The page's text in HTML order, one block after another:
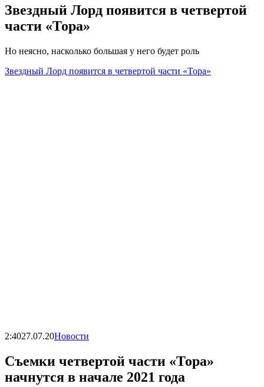
Звездный Лорд появится в четвертой
части «Тора»
Но неясно, насколько большая у него будет роль
Звездный Лорд появится в четвертой части «Тора»
2:4027.07.20Новости
Съемки четвертой части «Тора»
начнутся в начале 2021 года